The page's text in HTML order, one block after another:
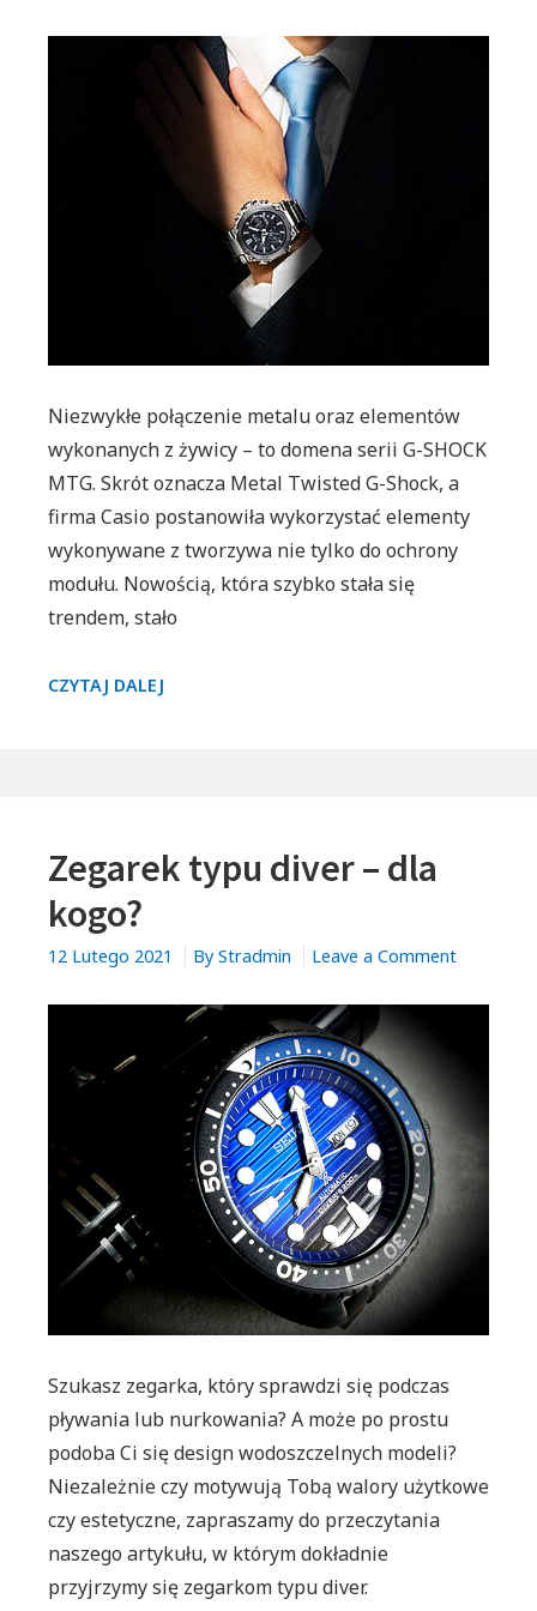
Niezwykłe połączenie metalu oraz elementów
wykonanych z żywicy – to domena serii G-SHOCK
MTG. Skrót oznacza Metal Twisted G-Shock, a
firma Casio postanowiła wykorzystać elementy
wykonywane z tworzywa nie tylko do ochrony
modułu. Nowością, która szybko stała się
trendem, stało
CZYTAJ DALEJ
KOLORYSTYCZNE
Zegarek typu diver – dla
kogo?
12 Lutego 2021 By Stradmin Leave a Commenton
kogo?
Szukasz zegarka, który sprawdzi się podczas
pływania lub nurkowania? A może po prostu
podoba Ci się design wodoszczelnych modeli?
Niezależnie czy motywują Tobą walory użytkowe
czy estetyczne, zapraszamy do przeczytania
naszego artykułu, w którym dokładnie
przyjrzymy się zegarkom typu diver.